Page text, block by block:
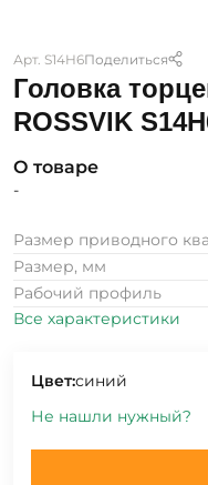
Арт. S14H6Поделиться
Головка
ROSSVIK
О товаре
-
Размер приводного
Размер, мм
Рабочий профиль
Все характеристики
Цвет:синий
Не нашли нужный?